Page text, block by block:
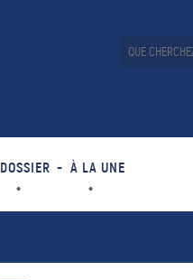
DOSSIER À LA UNE